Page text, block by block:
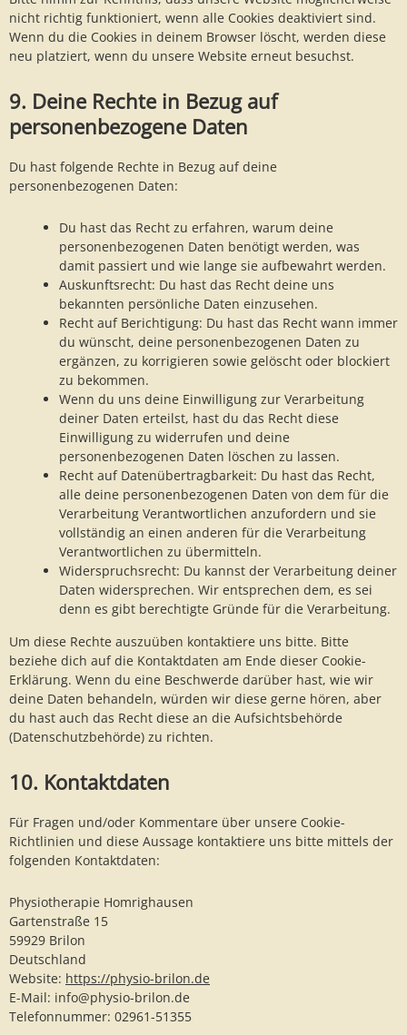
nicht richtig funktioniert, wenn alle Cookies deaktiviert sind.
Wenn du die Cookies in deinem Browser löscht, werden diese
neu platziert, wenn du unsere Website erneut besuchst.
9. Deine Rechte in Bezug auf
personenbezogene Daten
Du hast folgende Rechte in Bezug auf deine
personenbezogenen Daten:
Du hast das Recht zu erfahren, warum deine
personenbezogenen Daten benötigt werden, was
damit passiert und wie lange sie aufbewahrt werden.
Auskunftsrecht: Du hast das Recht deine uns
bekannten persönliche Daten einzusehen.
Recht auf Berichtigung: Du hast das Recht wann immer
du wünscht, deine personenbezogenen Daten zu
ergänzen, zu korrigieren sowie gelöscht oder blockiert
zu bekommen.
Wenn du uns deine Einwilligung zur Verarbeitung
deiner Daten erteilst, hast du das Recht diese
Einwilligung zu widerrufen und deine
personenbezogenen Daten löschen zu lassen.
Recht auf Datenübertragbarkeit: Du hast das Recht,
alle deine personenbezogenen Daten von dem für die
Verarbeitung Verantwortlichen anzufordern und sie
vollständig an einen anderen für die Verarbeitung
Verantwortlichen zu übermitteln.
Widerspruchsrecht: Du kannst der Verarbeitung deiner
Daten widersprechen. Wir entsprechen dem, es sei
denn es gibt berechtigte Gründe für die Verarbeitung.
Um diese Rechte auszuüben kontaktiere uns bitte. Bitte
beziehe dich auf die Kontaktdaten am Ende dieser Cookie-
Erklärung. Wenn du eine Beschwerde darüber hast, wie wir
deine Daten behandeln, würden wir diese gerne hören, aber
du hast auch das Recht diese an die Aufsichtsbehörde
(Datenschutzbehörde) zu richten.
10. Kontaktdaten
Für Fragen und/oder Kommentare über unsere Cookie-
Richtlinien und diese Aussage kontaktiere uns bitte mittels der
folgenden Kontaktdaten:
Physiotherapie Homrighausen
Gartenstraße 15
59929 Brilon
Deutschland
Website: https://physio-brilon.de
E-Mail: info@physio-brilon.de
Telefonnummer: 02961-51355